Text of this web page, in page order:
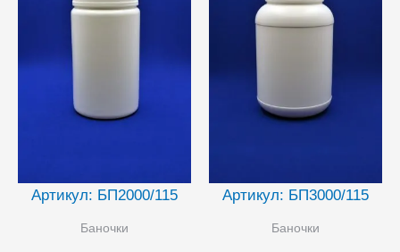
Артикул: БП2000/115
Баночки
Артикул: БП3000/115
Баночки